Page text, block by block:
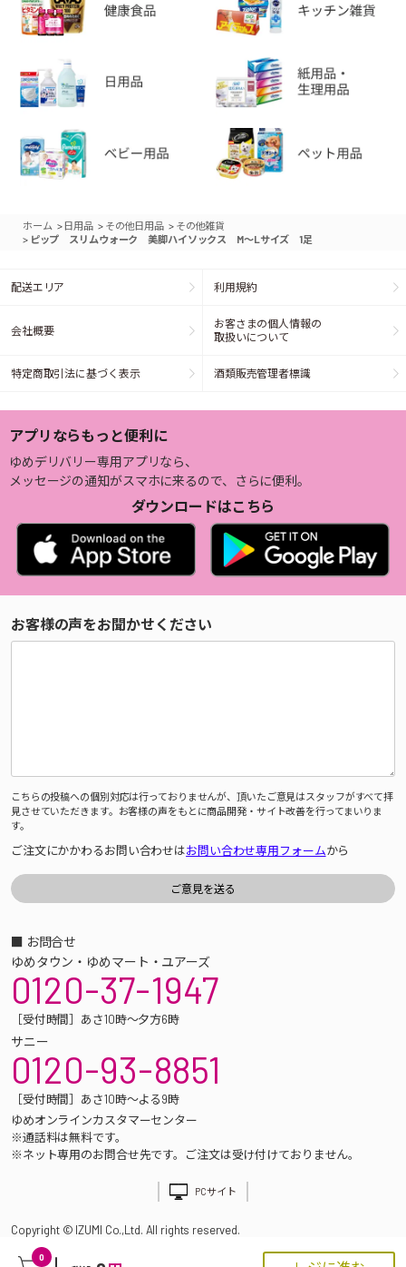
0
ホーム > 日用品 > その他日用品 > その他雑貨
> ピップ スリムウォーク 美脚ハイソックス M～Lサイズ 1足
配送エリア 利用規約
会社概要
お客さまの個人情報の
取扱いについて
特定商取引法に基づく表示 酒類販売管理者標識
アプリならもっと便利に
ゆめデリバリー専用アプリなら、
メッセージの通知がスマホに来るので、さらに便利。
ダウンロードはこちら
お客様の声をお聞かせください
こちらの投稿への個別対応は行っておりませんが、頂いたご意見はスタッフがすべて拝
見させていただきます。お客様の声をもとに商品開発・サイト改善を行ってまいりま
す。
ご注文にかかわるお問い合わせはお問い合わせ専用フォームから
■ お問合せ
ゆめタウン・ゆめマート・ユアーズ
0120-37-1947
［受付時間］あさ10時～夕方6時
サニー
0120-93-8851
［受付時間］あさ10時～よる9時
ゆめオンラインカスタマーセンター
※通話料は無料です。
※ネット専用のお問合せ先です。ご注文は受け付けておりません。
PCサイト
Copyright © IZUMI Co.,Ltd. All rights reserved.